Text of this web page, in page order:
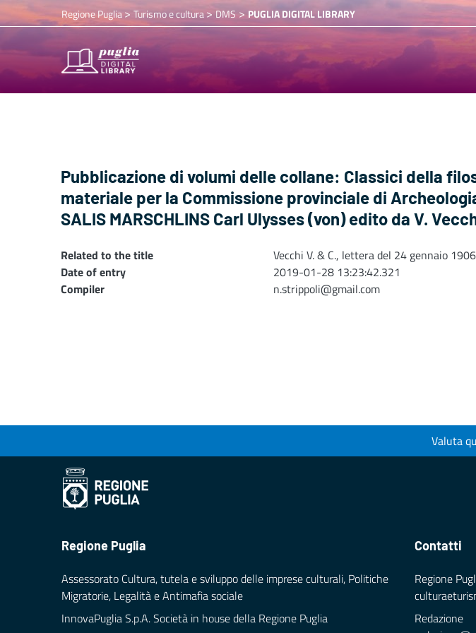
Regione Puglia> Turismo e cultura>DMS > PUGLIA DIGITAL LIBRARY
Pubblicazione di volumi delle collane: Classici della
materiale per la Commissione provinciale di
SALIS MARSCHLINS Carl Ulysses (von) edito da V.
Related to the title
Vecchi V. & C., lettera del 24 gennaio 1906
Date of entry
2019-01-28 13:23:42.321
Compiler
n.strippoli@gmail.com
Valuta
Regione Puglia
Assessorato Cultura, tutela e sviluppo delle imprese culturali, Politiche
Migratorie, Legalità e Antimafia sociale
InnovaPuglia S.p.A. Società in house della Regione Puglia
Contatti
Regione
Redazione